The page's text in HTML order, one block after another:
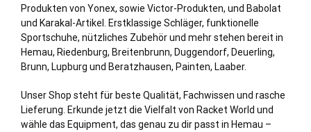
Produkten von Yonex, sowie Victor-Produkten, und Babolat
und Karakal-Artikel. Erstklassige Schläger, funktionelle
Sportschuhe, nützliches Zubehör und mehr stehen bereit in
Hemau, Riedenburg, Breitenbrunn, Duggendorf, Deuerling,
Brunn, Lupburg und Beratzhausen, Painten, Laaber.
Unser Shop steht für beste Qualität, Fachwissen und rasche
Lieferung. Erkunde jetzt die Vielfalt von Racket World und
wähle das Equipment, das genau zu dir passt in Hemau –